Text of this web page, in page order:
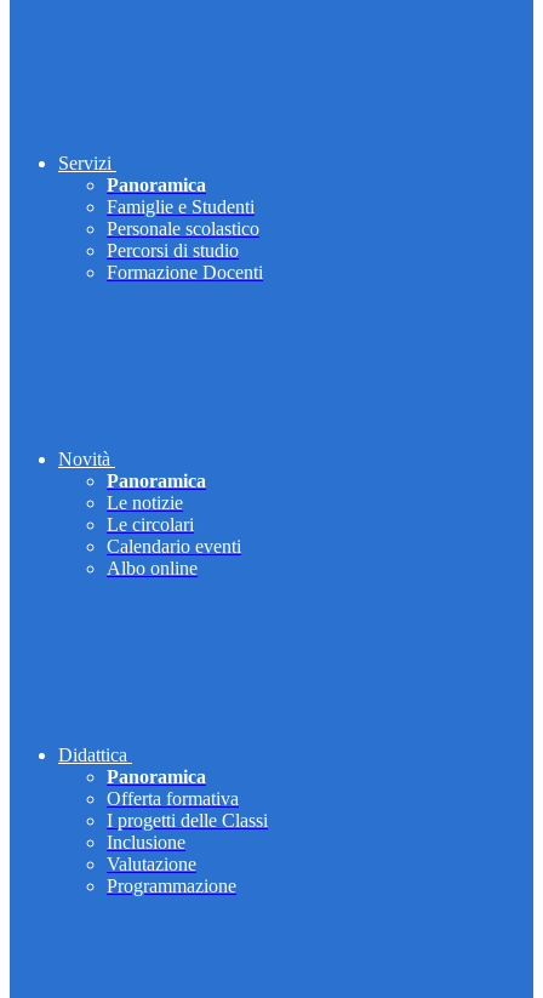
Servizi
Panoramica
Famiglie e Studenti
Personale scolastico
Percorsi di studio
Formazione Docenti
Novità
Panoramica
Le notizie
Le circolari
Calendario eventi
Albo online
Didattica
Panoramica
Offerta formativa
I progetti delle Classi
Inclusione
Valutazione
Programmazione